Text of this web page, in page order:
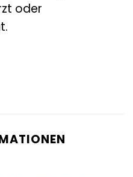
oder